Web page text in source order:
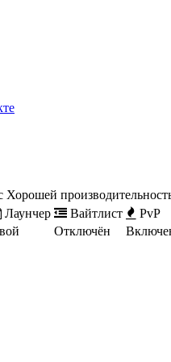
Хорошей
Лаунчер Вайтлист
PvP
Отключён